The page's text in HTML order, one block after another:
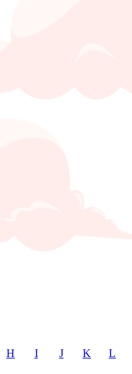
H I J K L